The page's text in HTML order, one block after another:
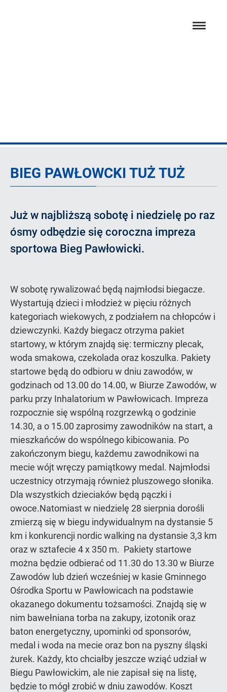
BIEG PAWŁOWCKI TUŻ TUŻ
Już w najbliższą sobotę i niedzielę po raz
ósmy odbędzie się coroczna impreza
sportowa Bieg Pawłowicki.
W sobotę rywalizować będą najmłodsi biegacze.
Wystartują dzieci i młodzież w pięciu różnych
kategoriach wiekowych, z podziałem na chłopców i
dziewczynki. Każdy biegacz otrzyma pakiet
startowy, w którym znajdą się: termiczny plecak,
woda smakowa, czekolada oraz koszulka. Pakiety
startowe będą do odbioru w dniu zawodów, w
godzinach od 13.00 do 14.00, w Biurze Zawodów, w
parku przy Inhalatorium w Pawłowicach. Impreza
rozpocznie się wspólną rozgrzewką o godzinie
14.30, a o 15.00 zaprosimy zawodników na start, a
mieszkańców do wspólnego kibicowania. Po
zakończonym biegu, każdemu zawodnikowi na
mecie wójt wręczy pamiątkowy medal. Najmłodsi
uczestnicy otrzymają również pluszowego słonika.
Dla wszystkich dzieciaków będą pączki i
owoce.Natomiast w niedzielę 28 sierpnia dorośli
zmierzą się w biegu indywidualnym na dystansie 5
km i konkurencji nordic walking na dystansie 3,3 km
oraz w sztafecie 4 x 350 m. Pakiety startowe
można będzie odbierać od 11.30 do 13.30 w Biurze
Zawodów lub dzień wcześniej w kasie Gminnego
Ośrodka Sportu w Pawłowicach na podstawie
okazanego dokumentu tożsamości. Znajdą się w
nim bawełniana torba na zakupy, izotonik oraz
baton energetyczny, upominki od sponsorów,
medal i woda na mecie oraz bon na pyszny śląski
żurek. Każdy, kto chciałby jeszcze wziąć udział w
Biegu Pawłowickim, ale nie zapisał się na listę,
będzie to mógł zrobić w dniu zawodów. Koszt